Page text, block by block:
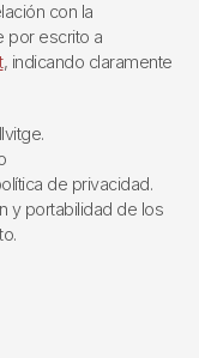
con la
por escrito a
, indicando claramente
de privacidad.
y portabilidad de los